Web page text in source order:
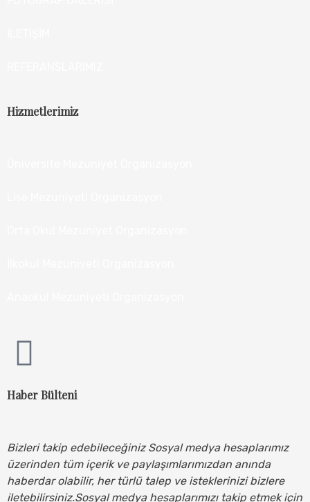
Hizmetlerimiz
Haber Bülteni
Bizleri takip edebileceğiniz Sosyal medya hesaplarımız
üzerinden tüm içerik ve paylaşımlarımızdan anında
haberdar olabilir, her türlü talep ve isteklerinizi bizlere
iletebilirsiniz.Sosyal medya hesaplarımızı takip etmek için